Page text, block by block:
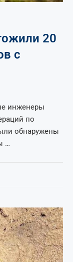
20
с
инженеры
по
обнаружены
…